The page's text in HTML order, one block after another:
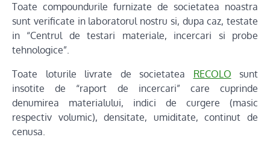
Toate compoundurile furnizate de societatea noastra
sunt verificate in laboratorul nostru si, dupa caz, testate
in “Centrul de testari materiale, incercari si probe
tehnologice”.
Toate loturile livrate de societatea RECOLO sunt
insotite de “raport de incercari” care cuprinde
denumirea materialului, indici de curgere (masic
respectiv volumic), densitate, umiditate, continut de
cenusa.